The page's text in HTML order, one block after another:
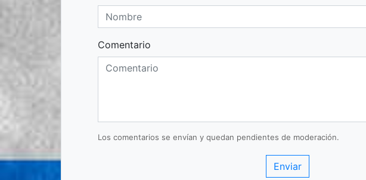
Comentario
Los comentarios se envían y quedan pendientes de moderación.
Enviar